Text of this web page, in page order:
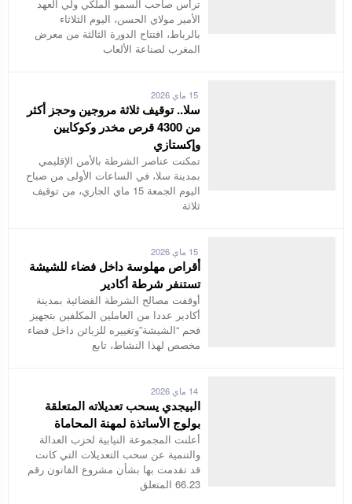
ترأس صاحب السمو الملكي ولي العهد
الأمير مولاي الحسن، اليوم الثلاثاء
بالرباط، افتتاح الدورة الثالثة من معرض
المغرب لصناعة الألعاب
15 ماي 2026
سلا.. توقيف ثلاثة مروجين وحجز أكثر
من 4300 قرص مخدر وكوكايين
وإكستازي
تمكنت عناصر الشرطة بالأمن الإقليمي
بمدينة سلا، في الساعات الأولى من صباح
اليوم الجمعة 15 ماي الجاري، من توقيف
ثلاثة
15 ماي 2026
أقراص مهلوسة داخل فضاء للشيشة
تستنفر شرطة أكادير
أوقفت مصالح الشرطة القضائية بمدينة
أكادير عددا من العاملين المكلفين بتجهيز
فحم “الشيشة”وتغييره للزبائن داخل فضاء
مخصص لهذا النشاط، تابع
14 ماي 2026
البيجدي يسحب تعديلاته المتعلقة
بولوج الأساتذة لمهنة المحاماة
أعلنت المجموعة النيابية لحزب العدالة
والتنمية عن سحب التعديلات التي كانت
قد تقدمت بها بشأن مشروع القانون رقم
66.23 المتعلق